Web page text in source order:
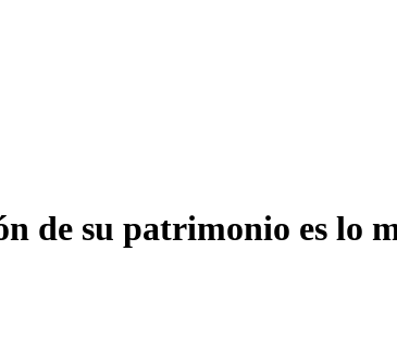
de su patrimonio es lo